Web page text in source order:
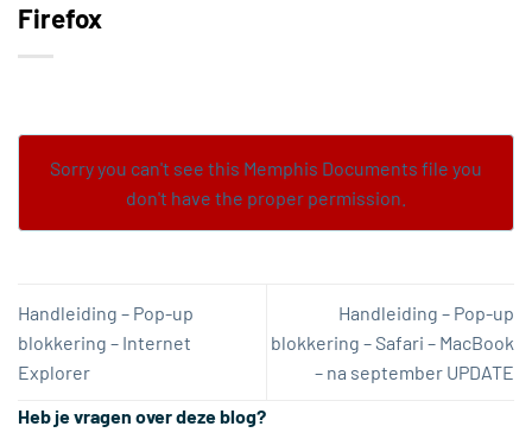
Firefox
Sorry you can't see this Memphis Documents file you
don't have the proper permission.
Handleiding – Pop-up
blokkering – Internet
Explorer
Handleiding – Pop-up
blokkering – Safari – MacBook
– na september UPDATE
Heb je vragen over deze blog?